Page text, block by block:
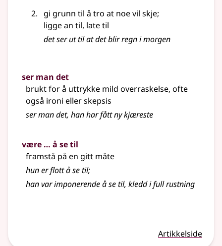
gi grunn til å tro at noe vil skje;
ligge an til, late til
det ser ut til at det blir regn i morgen
ser man det
brukt for å uttrykke mild overraskelse, ofte
også ironi eller skepsis
ser man det, han har fått ny kjæreste
være … å se til
framstå på en gitt måte
hun er flott å se til;
han var imponerende å se til, kledd i full rustning
Artikkelside